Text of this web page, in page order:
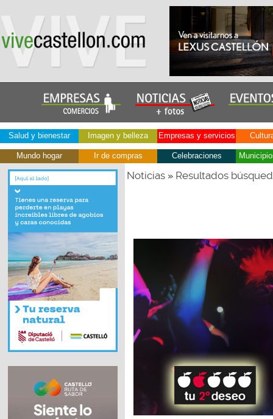
Salud y bienestar Imagen y belleza Empresas y servicios
Mundo hogar Ir de compras Celebraciones
Noticias» Resultados